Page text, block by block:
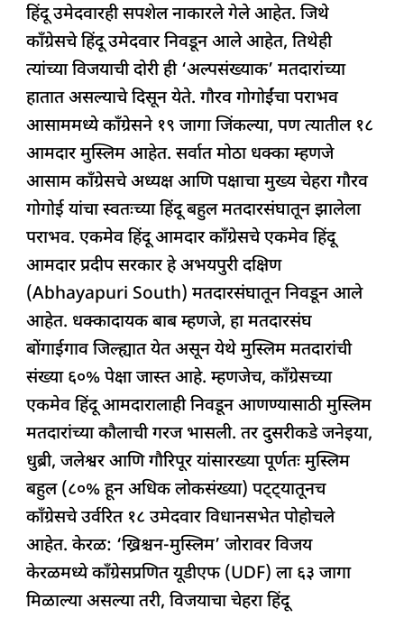
हिंदू उमेदवारही सपशेल नाकारले गेले आहेत. जिथे
काँग्रेसचे हिंदू उमेदवार निवडून आले आहेत, तिथेही
त्यांच्या विजयाची दोरी ही ‘अल्पसंख्याक’ मतदारांच्या
हातात असल्याचे दिसून येते. गौरव गोगोईंचा पराभव
आसाममध्ये काँग्रेसने १९ जागा जिंकल्या, पण त्यातील १८
आमदार मुस्लिम आहेत. सर्वात मोठा धक्का म्हणजे
आसाम काँग्रेसचे अध्यक्ष आणि पक्षाचा मुख्य चेहरा गौरव
गोगोई यांचा स्वतःच्या हिंदू बहुल मतदारसंघातून झालेला
पराभव. एकमेव हिंदू आमदार काँग्रेसचे एकमेव हिंदू
आमदार प्रदीप सरकार हे अभयपुरी दक्षिण
(Abhayapuri South) मतदारसंघातून निवडून आले
आहेत. धक्कादायक बाब म्हणजे, हा मतदारसंघ
बोंगाईगाव जिल्ह्यात येत असून येथे मुस्लिम मतदारांची
संख्या ६०% पेक्षा जास्त आहे. म्हणजेच, काँग्रेसच्या
एकमेव हिंदू आमदारालाही निवडून आणण्यासाठी मुस्लिम
मतदारांच्या कौलाची गरज भासली. तर दुसरीकडे जनेइया,
धुब्री, जलेश्वर आणि गौरिपूर यांसारख्या पूर्णतः मुस्लिम
बहुल (८०% हून अधिक लोकसंख्या) पट्ट्यातूनच
काँग्रेसचे उर्वरित १८ उमेदवार विधानसभेत पोहोचले
आहेत. केरळ: ‘ख्रिश्चन-मुस्लिम’ जोरावर विजय
केरळमध्ये काँग्रेसप्रणित यूडीएफ (UDF) ला ६३ जागा
मिळाल्या असल्या तरी, विजयाचा चेहरा हिंदू